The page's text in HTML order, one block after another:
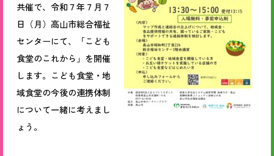
共催で、令和７年７月７
日（月）高山市総合福祉
センターにて、「こども
食堂のこれから」を開催
します。 こども食堂・地
域食堂の今後の連携体制
について一緒に考えまし
ょう。